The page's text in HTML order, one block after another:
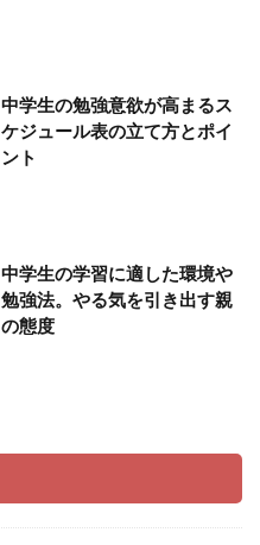
中学生の勉強意欲が高まるス
ケジュール表の立て方とポイ
ント
中学生の学習に適した環境や
勉強法。やる気を引き出す親
の態度